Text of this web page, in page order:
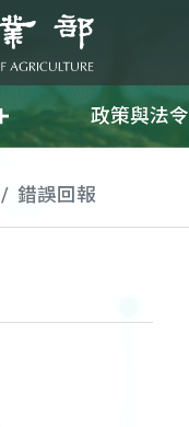
部
政策與法令
錯誤回報